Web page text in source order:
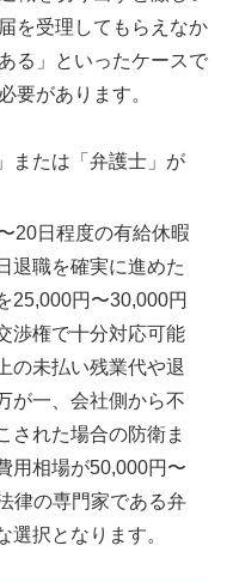
を受理してもらえなか
る」といったケースで
要があります。
または「弁護士」が
20日程度の有給休暇
退職を確実に進めた
25,000円〜30,000円
渉権で十分対応可能
の未払い残業代や退
が一、会社側から不
された場合の防衛ま
用相場が50,000円〜
律の専門家である弁
選択となります。